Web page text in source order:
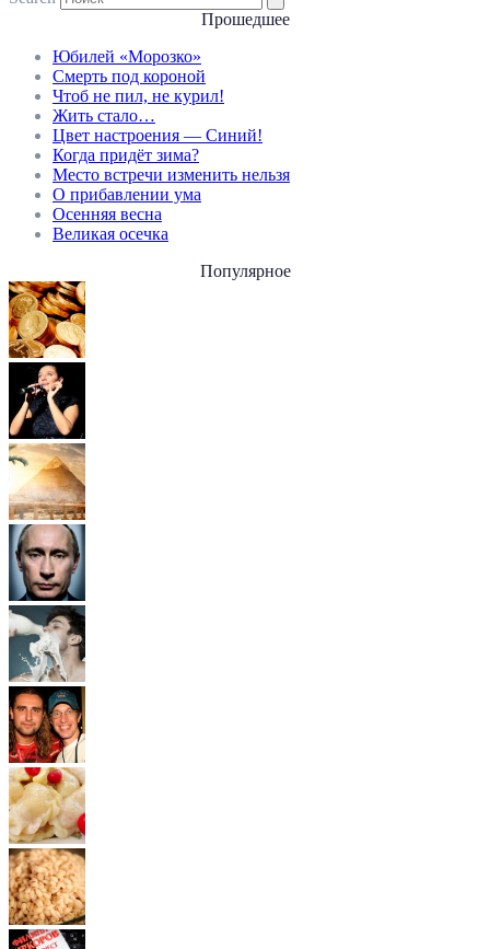
Прошедшее
Юбилей «Морозко»
Смерть под короной
Чтоб не пил, не курил!
Жить стало…
Цвет настроения — Синий!
Когда придёт зима?
Место встречи изменить нельзя
О прибавлении ума
Осенняя весна
Великая осечка
Популярное